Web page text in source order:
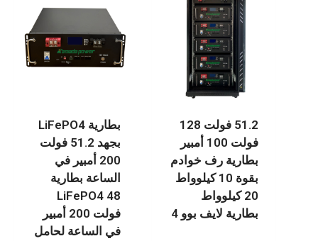
51.2 فولت 128
فولت 100 أمبير
بطارية رف خوادم
بقوة 10 كيلوواط
20 كيلوواط
بطارية لايف بوو 4
بطارية LiFePO4
بجهد 51.2 فولت
200 أمبير في
الساعة بطارية
LiFePO4 48
فولت 200 أمبير
في الساعة لحامل